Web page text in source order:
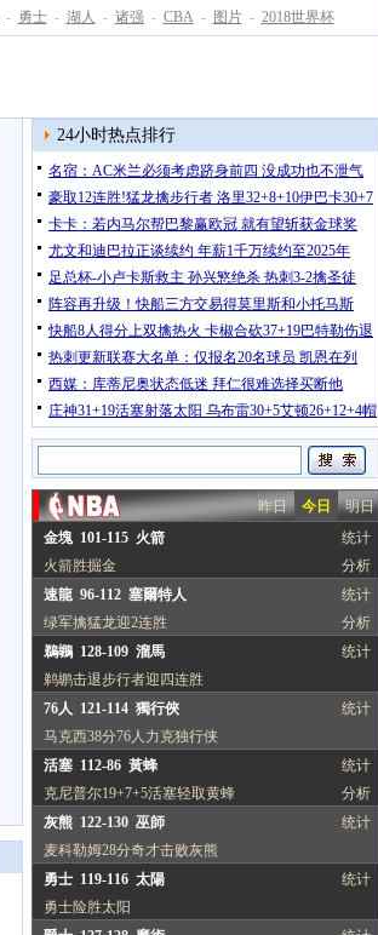
- 勇士 - 湖人 - 诸强 - CBA - 图片 - 2018世界杯
24小时热点排行
名宿：AC米兰必须考虑跻身前四 没成功也不泄气
豪取12连胜!猛龙擒步行者 洛里32+8+10伊巴卡30+7
卡卡：若内马尔帮巴黎赢欧冠 就有望斩获金球奖
尤文和迪巴拉正谈续约 年薪1千万续约至2025年
足总杯-小卢卡斯救主 孙兴慜绝杀 热刺3-2擒圣徒
阵容再升级！快船三方交易得莫里斯和小托马斯
快船8人得分上双擒热火 卡椒合砍37+19巴特勒伤退
热刺更新联赛大名单：仅报名20名球员 凯恩在列
西媒：库蒂尼奥状态低迷 拜仁很难选择买断他
庄神31+19活塞射落太阳 乌布雷30+5艾顿26+12+4帽
昨日 今日
明日
金塊 101-115 火箭
统计
火箭胜掘金
分析
速龍 96-112 塞爾特人
统计
绿军擒猛龙迎2连胜
分析
鵜鶘 128-109 溜馬
统计
鹈鹕击退步行者迎四连胜
76人 121-114 獨行俠
统计
马克西38分76人力克独行侠
活塞 112-86 黃蜂
统计
克尼普尔19+7+5活塞轻取黄蜂
分析
灰熊 122-130 巫師
统计
麦科勒姆28分奇才击败灰熊
勇士 119-116 太陽
统计
勇士险胜太阳